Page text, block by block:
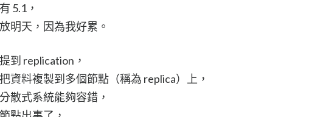
5.1，
明天，因為我好累。
到 replication，
資料複製到多個節點（稱為 replica）上，
散式系統能夠容錯，